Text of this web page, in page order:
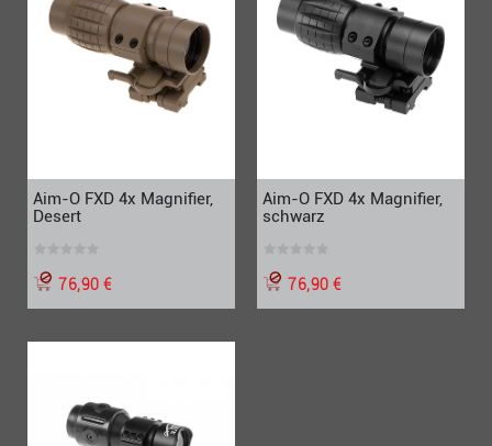
Aim-O FXD 4x Magnifier,
Desert
76,90 €
Aim-O FXD 4x Magnifier,
schwarz
76,90 €